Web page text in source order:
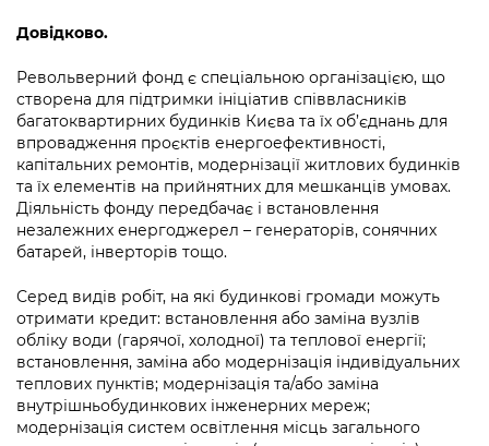
Довідково.
Револьверний фонд є спеціальною організацією, що
створена для підтримки ініціатив співвласників
багатоквартирних будинків Києва та їх об’єднань для
впровадження проєктів енергоефективності,
капітальних ремонтів, модернізації житлових будинків
та їх елементів на прийнятних для мешканців умовах.
Діяльність фонду передбачає і встановлення
незалежних енергоджерел – генераторів, сонячних
батарей, інверторів тощо.
Серед видів робіт, на які будинкові громади можуть
отримати кредит: встановлення або заміна вузлів
обліку води (гарячої, холодної) та теплової енергії;
встановлення, заміна або модернізація індивідуальних
теплових пунктів; модернізація та/або заміна
внутрішньобудинкових інженерних мереж;
модернізація систем освітлення місць загального